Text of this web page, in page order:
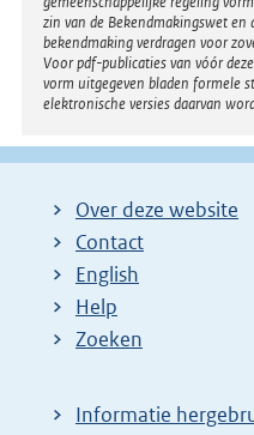
zin van de Bekendmakingswet
bekendmaking verdragen voor
Voor pdf-publicaties van vóór
vorm uitgegeven bladen formele
elektronische versies daarvan
Over deze website
Contact
English
Help
Zoeken
Informatie